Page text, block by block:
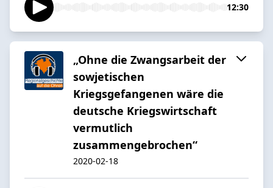
12:30
„Ohne die Zwangsarbeit der
sowjetischen
Kriegsgefangenen wäre die
deutsche Kriegswirtschaft
vermutlich
zusammengebrochen“
2020-02-18